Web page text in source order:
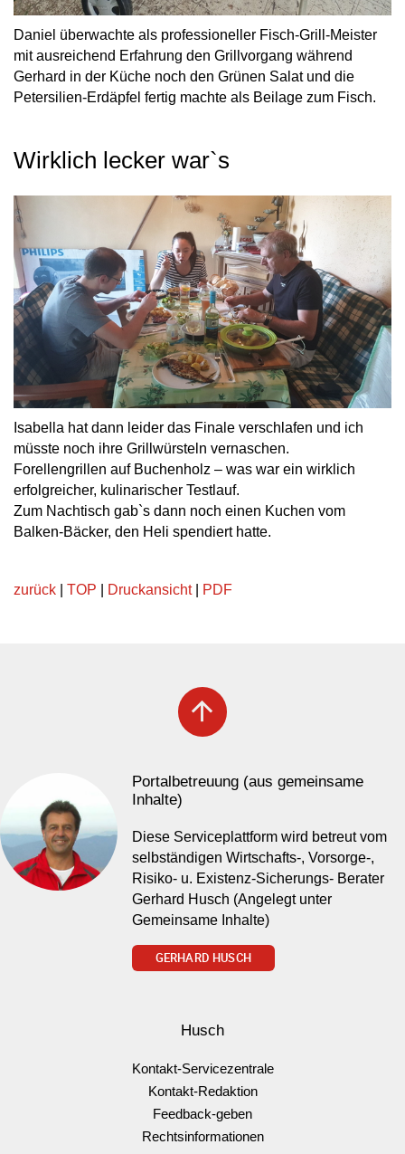
Daniel überwachte als professioneller Fisch-Grill-Meister
mit ausreichend Erfahrung den Grillvorgang während
Gerhard in der Küche noch den Grünen Salat und die
Petersilien-Erdäpfel fertig machte als Beilage zum Fisch.
Wirklich lecker war`s
Isabella hat dann leider das Finale verschlafen und ich
müsste noch ihre Grillwürsteln vernaschen.
Forellengrillen auf Buchenholz – was war ein wirklich
erfolgreicher, kulinarischer Testlauf.
Zum Nachtisch gab`s dann noch einen Kuchen vom
Balken-Bäcker, den Heli spendiert hatte.
zurück TOP Druckansicht| PDF
arrow_upward
Portalbetreuung (aus gemeinsame
Inhalte)
Diese Serviceplattform wird betreut vom
selbständigen Wirtschafts-, Vorsorge-,
Risiko- u. Existenz-Sicherungs- Berater
Gerhard Husch (Angelegt unter
Gemeinsame Inhalte)
GERHARD HUSCH
Husch
Kontakt-Servicezentrale
Kontakt-Redaktion
Feedback-geben
Rechtsinformationen